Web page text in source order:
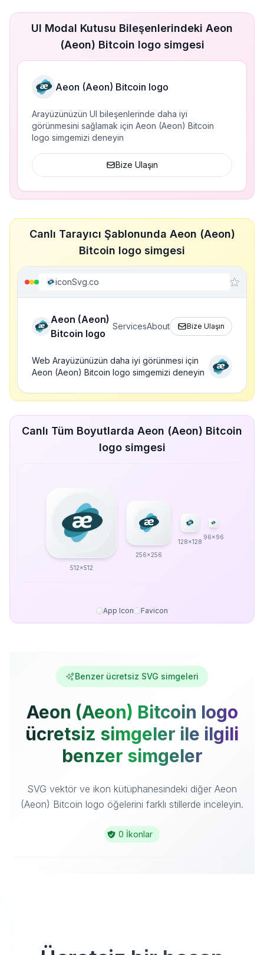
UI Modal Kutusu Bileşenlerindeki Aeon
(Aeon) Bitcoin logo simgesi
Aeon (Aeon) Bitcoin logo
Arayüzünüzün UI bileşenlerinde daha iyi
görünmesini sağlamak için Aeon (Aeon) Bitcoin
logo simgemizi deneyin
Bize Ulaşın
Canlı Tarayıcı Şablonunda Aeon (Aeon)
Bitcoin logo simgesi
iconSvg.co
Aeon (Aeon)
Bitcoin logo
ServicesAbout Bize Ulaşın
Web Arayüzünüzün daha iyi görünmesi için
Aeon (Aeon) Bitcoin logo simgemizi deneyin
Canlı Tüm Boyutlarda Aeon (Aeon) Bitcoin
logo simgesi
512x512
256x256
128x128
96x96
App Icon Favicon
Benzer ücretsiz SVG simgeleri
Aeon (Aeon) Bitcoin logo
ücretsiz simgeler ile ilgili
benzer simgeler
SVG vektör ve ikon kütüphanesindeki diğer Aeon
(Aeon) Bitcoin logo öğelerini farklı stillerde inceleyin.
0 İkonlar